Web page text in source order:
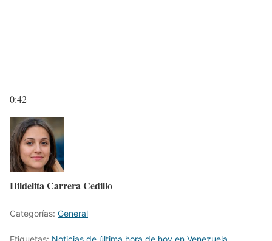
0:42
Hildelita Carrera Cedillo
Categorías: General